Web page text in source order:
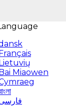
Miaowen